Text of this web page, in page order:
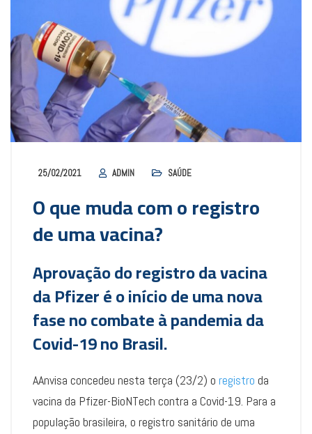
25/02/2021 ADMIN SAÚDE
O que muda com o registro
de uma vacina?
Aprovação do registro da vacina
da Pfizer é o início de uma nova
fase no combate à pandemia da
Covid-19 no Brasil.
AAnvisa concedeu nesta terça (23/2) o registro da
vacina da Pfizer-BioNTech contra a Covid-19. Para a
população brasileira, o registro sanitário de uma